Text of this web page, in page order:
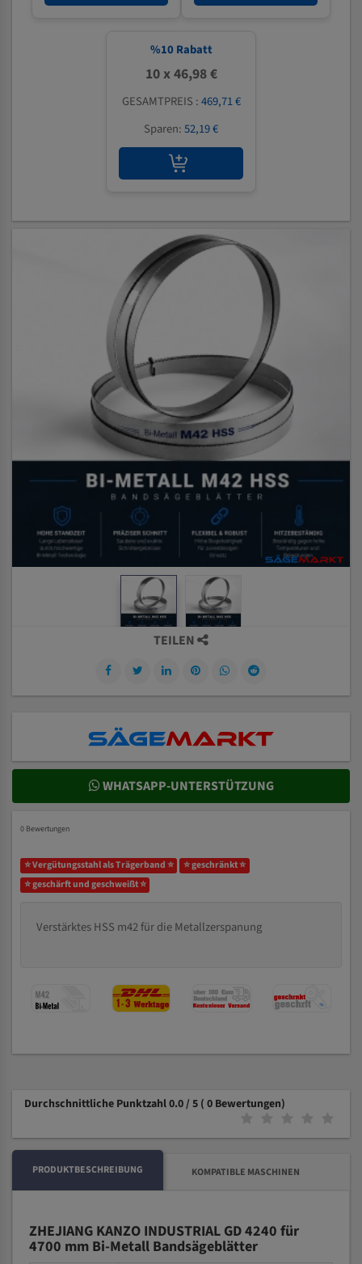
%10 Rabatt
10 x 46,98 €
GESAMTPREIS :469,71 €
Sparen:52,19 €
TEILEN
WHATSAPP-UNTERSTÜTZUNG
0 Bewertungen
⭐ Vergütungsstahl als Trägerband ⭐
⭐ geschränkt ⭐
⭐ geschärft und geschweißt ⭐
Verstärktes HSS m42 für die Metallzerspanung
Durchschnittliche Punktzahl 0.0 / 5 ( 0 Bewertungen)
PRODUKTBESCHREIBUNG KOMPATIBLE MASCHINEN
ZHEJIANG KANZO INDUSTRIAL GD 4240 für
4700 mm Bi-Metall Bandsägeblätter